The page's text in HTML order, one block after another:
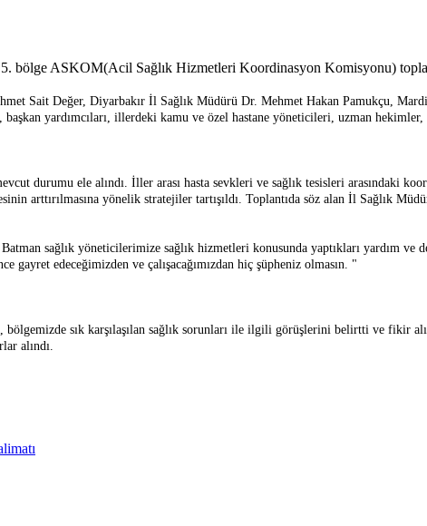
bölge ASKOM(Acil Sağlık Hizmetleri Koordinasyon Komisyonu)
Sait Değer, Diyarbakır İl Sağlık Müdürü Dr. Mehmet Hakan Pamukçu,
yardımcıları, illerdeki kamu ve özel hastane yöneticileri, uzman
durumu ele alındı. İller arası hasta sevkleri ve sağlık tesisleri arasındaki
arttırılmasına yönelik stratejiler tartışıldı. Toplantıda söz alan İl Sağlık
sağlık yöneticilerimize sağlık hizmetleri konusunda yaptıkları yardım
gayret edeceğimizden ve çalışacağımızdan hiç şüpheniz olmasın. "
sık karşılaşılan sağlık sorunları ile ilgili görüşlerini belirtti ve fikir
alındı.